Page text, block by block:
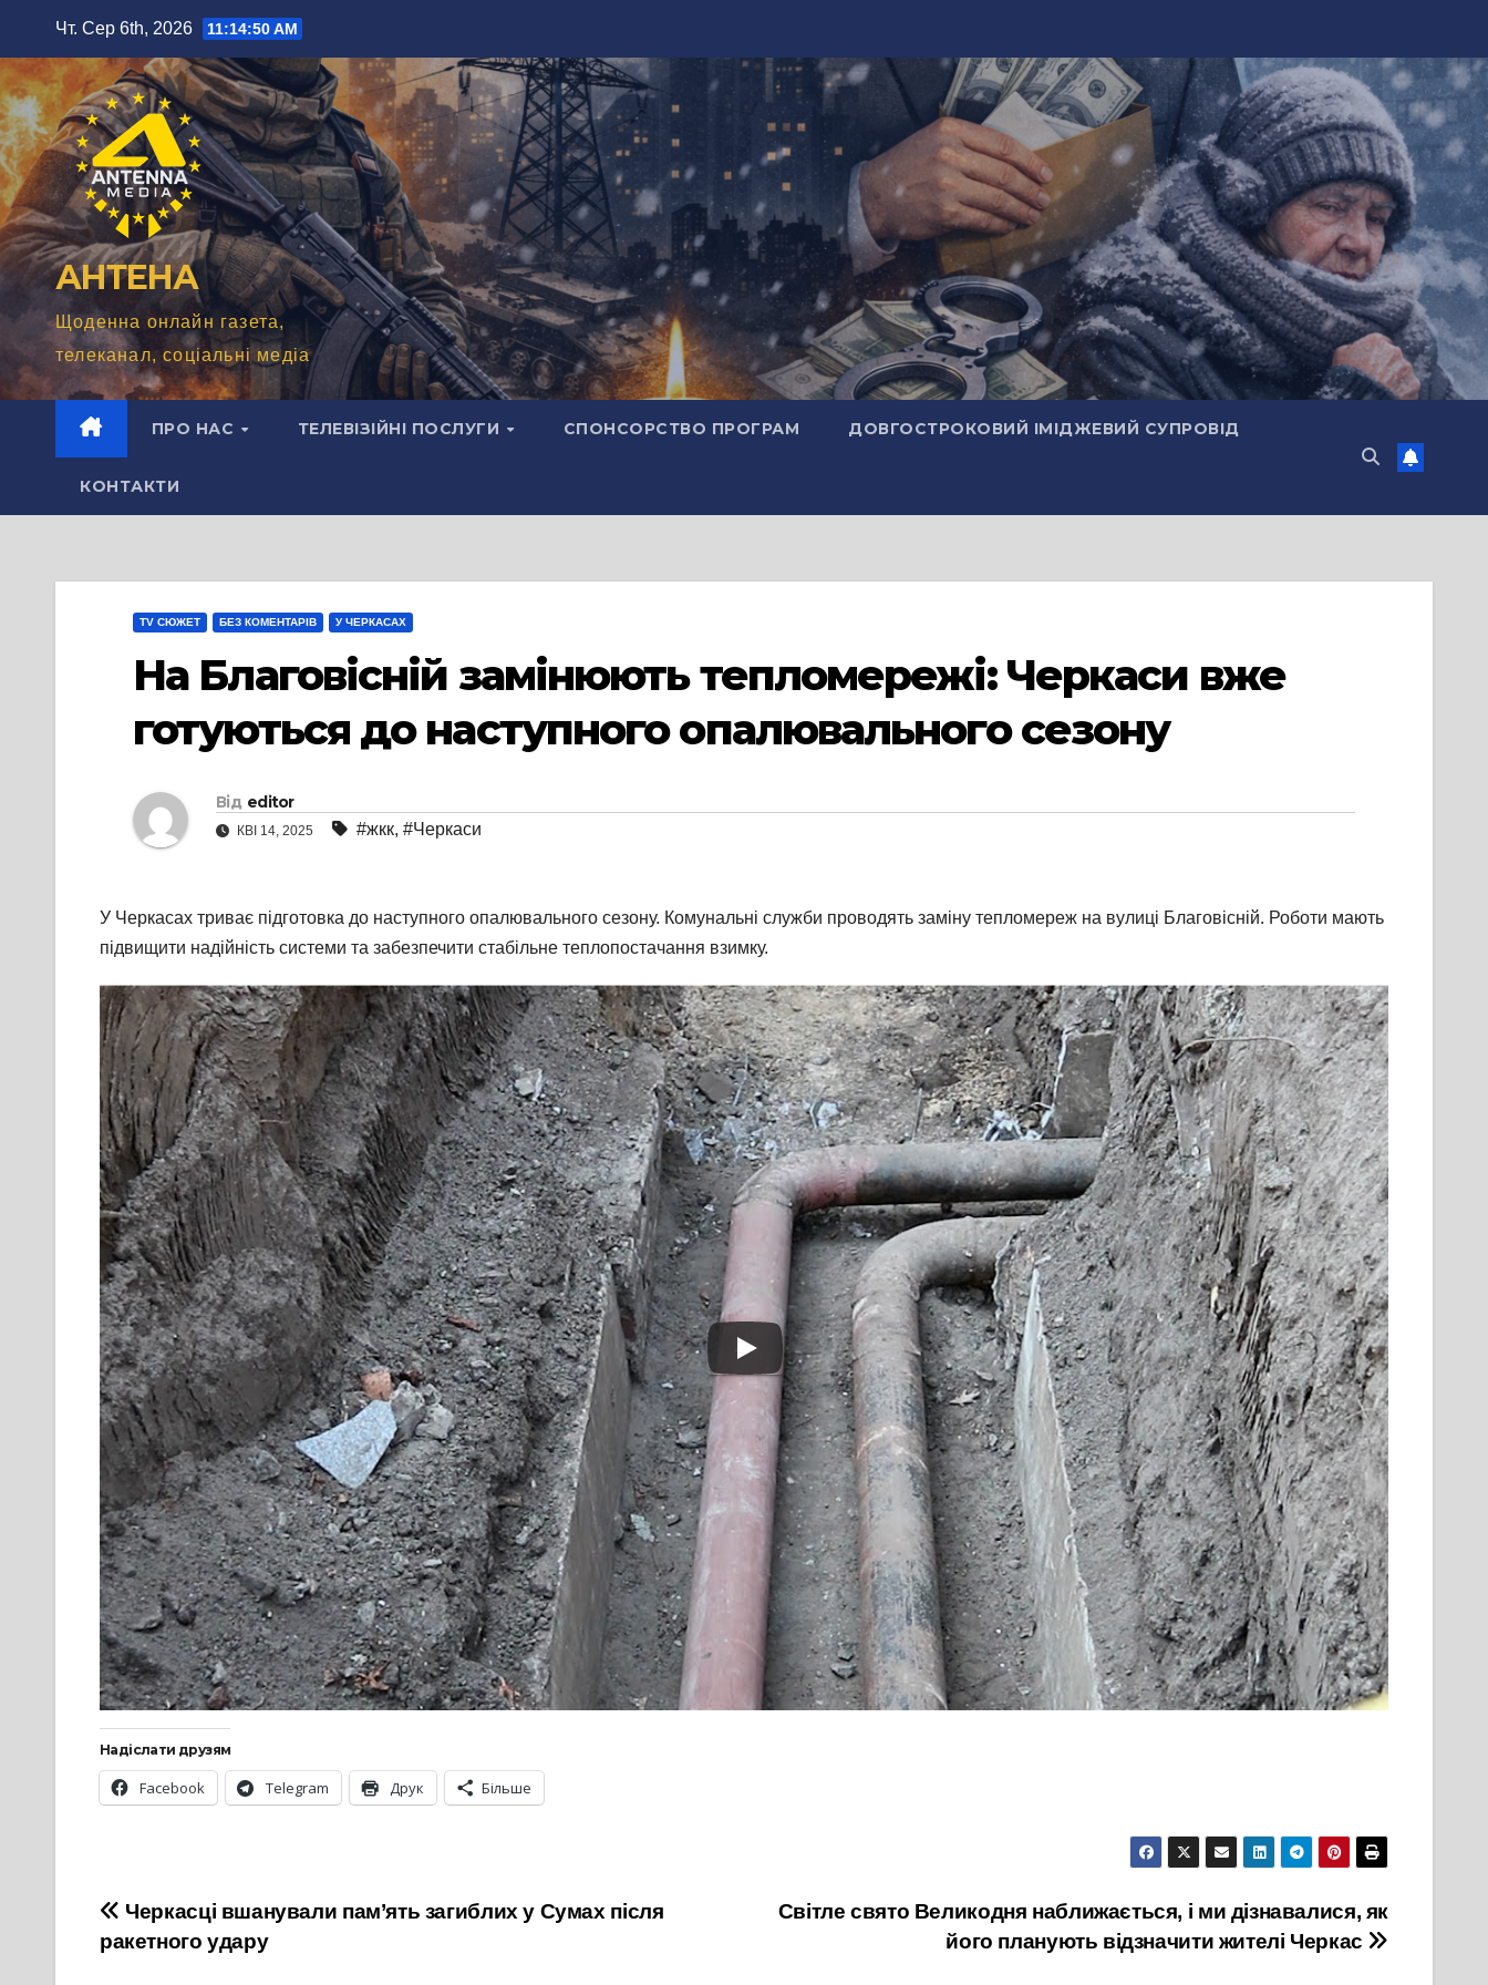
вмісту
Чт. Сер 6th, 2026 11:14:51 AM
АНТЕНА
Щоденна онлайн газета,
телеканал, соціальні медіа
ПРО НАС ТЕЛЕВІЗІЙНІ ПОСЛУГИ СПОНСОРСТВО ПРОГРАМ ДОВГОСТРОКОВИЙ ІМІДЖЕВИЙ СУПРОВІД
КОНТАКТИ
TV СЮЖЕТ БЕЗ КОМЕНТАРІВ У ЧЕРКАСАХ
На Благовісній замінюють тепломережі: Черкаси вже
готуються до наступного опалювального сезону
Від editor
КВІ 14, 2025 #жкк, #Черкаси
У Черкасах триває підготовка до наступного опалювального сезону. Комунальні служби проводять заміну тепломереж на вулиці Благовісній. Роботи мають
підвищити надійність системи та забезпечити стабільне теплопостачання взимку.
Надіслати друзям
Facebook Telegram Друк Більше
Навігація
записів
Світле свято Великодня наближається, і ми дізнавалися, як
його планують відзначити жителі Черкас
Черкасці вшанували пам’ять загиблих у Сумах після
ракетного удару